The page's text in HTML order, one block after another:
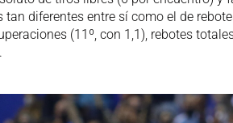
tan diferentes entre sí como el de
(11º, con 1,1), rebotes